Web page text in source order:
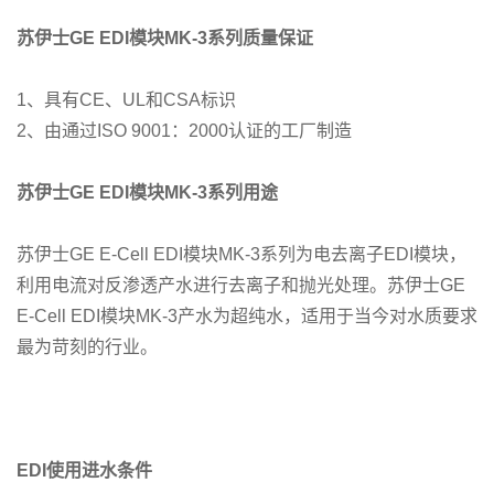
苏伊士GE EDI模块MK-3系列质量保证
1、具有CE、UL和CSA标识
2、由通过ISO 9001：2000认证的工厂制造
苏伊士GE EDI模块MK-3系列用途
苏伊士GE E-Cell EDI模块MK-3系列为电去离子EDI模块，
利用电流对反渗透产水进行去离子和抛光处理。苏伊士GE
E-Cell EDI模块MK-3产水为超纯水，适用于当今对水质要求
最为苛刻的行业。
EDI 使用进水条件